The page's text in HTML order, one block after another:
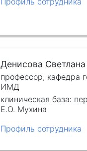
Денисова
профессор, кафедра
ИМД
клиническая база:
Е.О. Мухина
Профиль сотрудника